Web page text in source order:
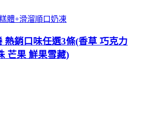
體+滑溜順口奶凍
熱銷口味任選3條(香草 巧克力
芒果 鮮果雪藏)